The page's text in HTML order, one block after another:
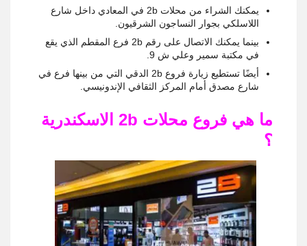
يمكنك الشراء من محلات 2b في المعادي داخل شارع
اللاسلكي بجوار النساجون الشرقيون.
بينما يمكنك الاتصال على رقم 2b فرع المقطم الذي يقع
في مكتبة سمير وعلي ش 9.
أيضًا تستطيع زيارة فروع 2b الدقي التي من بينها فرع في
شارع مصدق أمام المركز الثقافي الإندونيسي.
ما هي فروع محلات 2b الاسكندرية
؟